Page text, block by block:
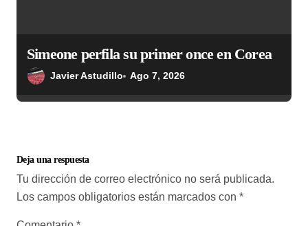
Simeone perfila su primer once en Corea
Javier Astudillo Ago 7, 2026
Deja una respuesta
Tu dirección de correo electrónico no será publicada.
Los campos obligatorios están marcados con *